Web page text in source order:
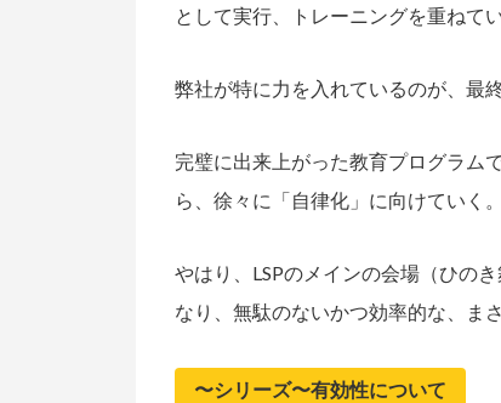
として実行、トレーニングを重ねて
弊社が特に力を入れているのが、最
完璧に出来上がった教育プログラム
ら、徐々に「自律化」に向けていく。
やはり、LSPのメインの会場（ひの
なり、無駄のないかつ効率的な、ま
〜シリーズ〜有効性について